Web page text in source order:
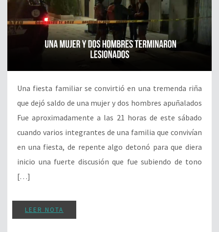
Una fiesta familiar se convirtió en una tremenda riña
que dejó saldo de una mujer y dos hombres apuñalados
Fue aproximadamente a las 21 horas de este sábado
cuando varios integrantes de una familia que convivían
en una fiesta, de repente algo detonó para que diera
inicio una fuerte discusión que fue subiendo de tono
[…]
LEER NOTA